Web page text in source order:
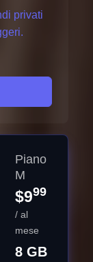
privati
Piano
M
$999
/ al
mese
8 GB